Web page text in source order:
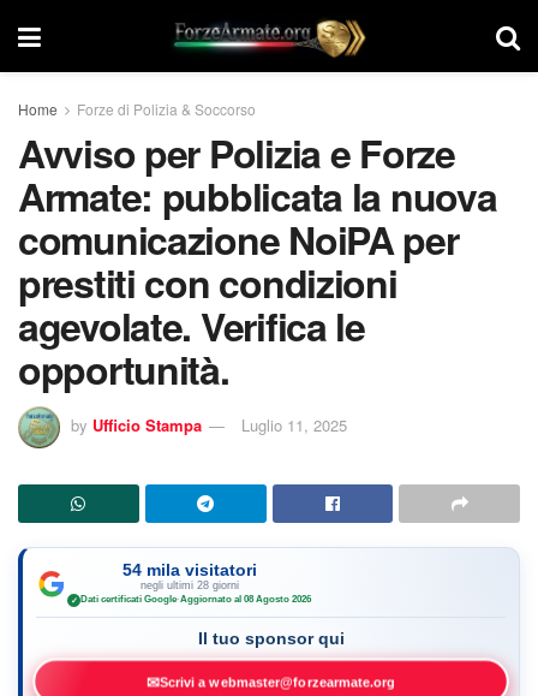
Home Forze di Polizia & Soccorso
Avviso per Polizia e Forze
Armate: pubblicata la nuova
comunicazione NoiPA per
prestiti con condizioni
agevolate. Verifica le
opportunità.
by Ufficio Stampa Luglio 11, 2025
54 mila visitatori
negli ultimi 28 giorni
✓ Dati certificati Google·Aggiornato al 08 Agosto 2026
Il tuo sponsor qui
✉Scrivi a webmaster@forzearmate.org